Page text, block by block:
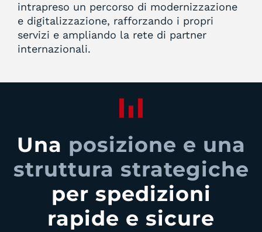
intrapreso un percorso di modernizzazione
e digitalizzazione, rafforzando i propri
servizi e ampliando la rete di partner
internazionali.
Una posizione e una
struttura strategiche
per spedizioni
rapide e sicure